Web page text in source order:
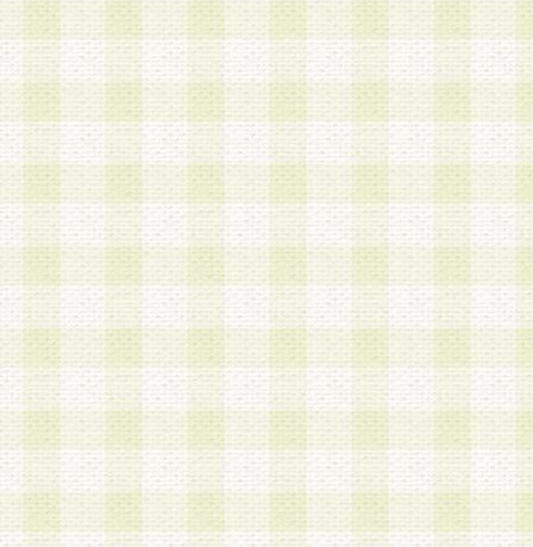
の注意をもって当該情報を使用させるものとし ま
a.本サービスに係る謝礼、景品、調査サンプル品
b.会員からの電話、メール等の問い合わせなどへ
c.モバイルリサーチ、またはグループ形式による
実施もしくは運営
d.その他これらに付随する業務
4.会員は、住所、電話番号その他の登録情報につ
合は、速やかに当社所定の変更手続きを行うもの
5.当社は、必要と認めた場合、会員に対して、電
手段により登録情報の対象者が会員登録者本人で
の内容が正確であること、アンケートの回答内容
うことができるものとます。
6.会員は、会員登録後当社が定期的に行う登録情
して、当社指定の期間内に更新手続きを行うもの
該期間内に更新手続きを行わない場合、その時点
発行したポイントは失効されるものとします。